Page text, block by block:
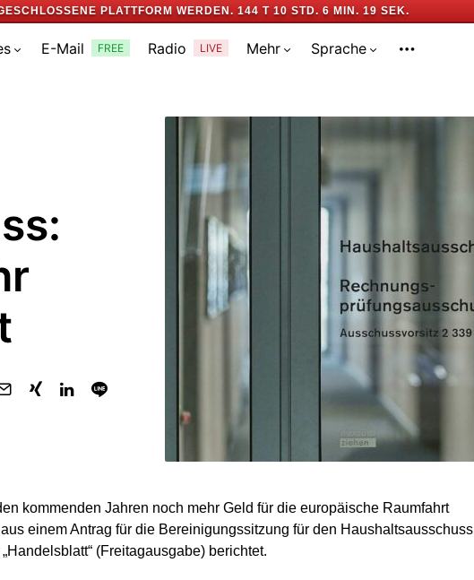
PLATTFORM WERDEN. 144 T 10 STD. 6 MIN. 18 SEK.
E-Mail FREE Radio LIVE Mehr Sprache
kommenden Jahren noch mehr Geld für die europäische Raumfahrt
einem Antrag für die Bereinigungssitzung für den Haushaltsausschuss
(Freitagausgabe) berichtet.